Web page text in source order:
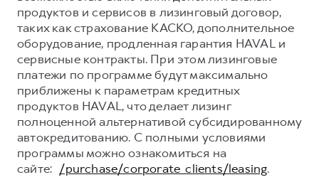
продуктов и сервисов в лизинговый договор,
таких как страхование КАСКО, дополнительное
оборудование, продленная гарантия HAVAL и
сервисные контракты. При этом лизинговые
платежи по программе будут максимально
приближены к параметрам кредитных
продуктов HAVAL, что делает лизинг
полноценной альтернативой субсидированному
автокредитованию. С полными условиями
программы можно ознакомиться на
сайте: /purchase/corporate_clients/leasing.